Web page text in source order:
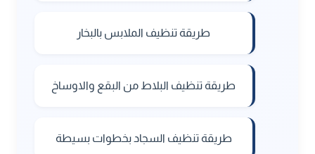
طريقة تنظيف الملابس بالبخار
طريقة تنظيف البلاط من البقع والاوساخ
طريقة تنظيف السجاد بخطوات بسيطة